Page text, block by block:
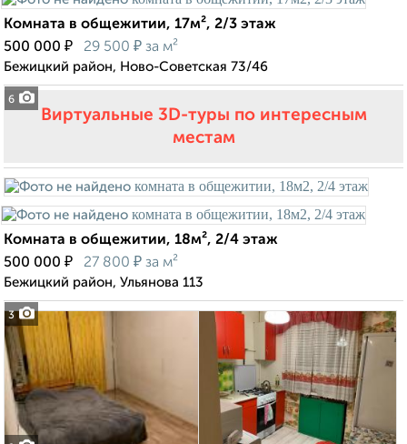
6
Комната в общежитии, 17м², 2/3 этаж
500 000 ₽ 29 500 ₽ за м²
Бежицкий район, Ново-Советская 73/46
Виртуальные 3D-туры по интересным
местам
3
Комната в общежитии, 18м², 2/4 этаж
500 000 ₽ 27 800 ₽ за м²
Бежицкий район, Ульянова 113